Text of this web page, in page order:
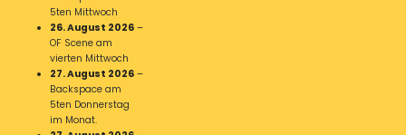
5ten Mittwoch
26. August 2026 –
OF Scene am
vierten Mittwoch
27. August 2026 –
Backspace am
5ten Donnerstag
im Monat.